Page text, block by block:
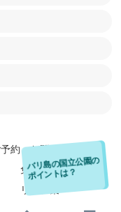
約・お問い合わせ
免責事項
リンク集
バリ島の国立公園の
ポイントは？
ムンジャンガンで
す！めっちゃキレイ